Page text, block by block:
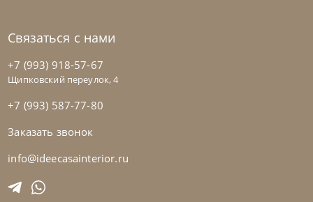
Связаться с нами
+7 (993) 918-57-67
Щипковский переулок, 4
+7 (993) 587-77-80
Заказать звонок
info@ideecasainterior.ru